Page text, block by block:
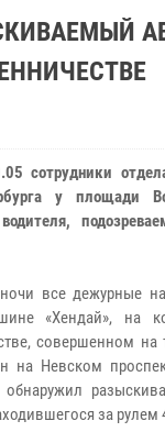
сотрудники
у площади
все дежурные
«Хендай», на
совершенном на
на Невском
обнаружил
за рулем